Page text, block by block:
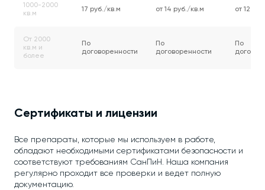
1000-2000
кв.м
17 руб./кв.м от 14 руб./кв.м от 12
От 2000
кв.м и
более
По
договоренности
По
договоренности
По
Сертификаты и лицензии
Все препараты, которые мы используем в работе,
обладают необходимыми сертификатами безопасности и
соответствуют требованиям СанПиН. Наша компания
регулярно проходит все проверки и ведет полную
документацию.